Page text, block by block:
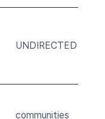
UNDIRECTED
communities